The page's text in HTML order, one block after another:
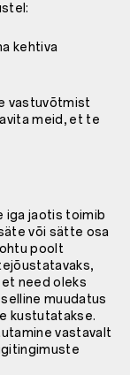
kehtiva
vastuvõtmist
meid, et te
iga jaotis toimib
või sätte osa
poolt
need oleks
muudatus
kustutatakse.
vastavalt